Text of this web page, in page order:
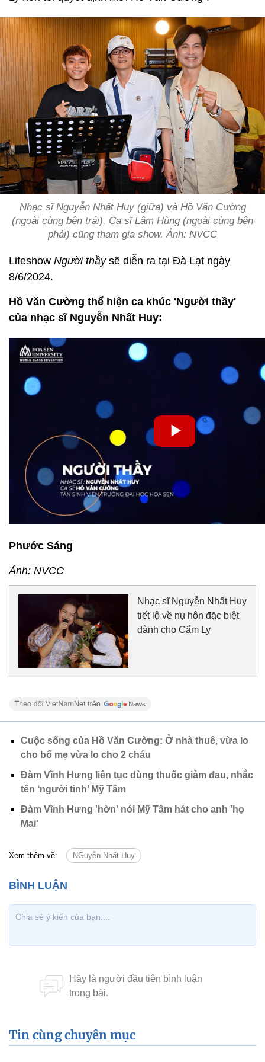
Nhạc sĩ Nguyễn Nhất Huy (giữa) và Hồ Văn Cường
(ngoài cùng bên trái). Ca sĩ Lâm Hùng (ngoài cùng bên
phải) cũng tham gia show. Ảnh: NVCC
Lifeshow Người thầysẽ diễn ra tại Đà Lạt ngày
8/6/2024.
Hồ Văn Cường thể hiện ca khúc 'Người thầy'
của nhạc sĩ Nguyễn Nhất Huy:
Phước Sáng
Ảnh: NVCC
Nhạc sĩ Nguyễn Nhất Huy
tiết lộ về nụ hôn đặc biệt
dành cho Cẩm Ly
Cuộc sống của Hồ Văn Cường: Ở nhà thuê, vừa lo
cho bố mẹ vừa lo cho 2 cháu
Đàm Vĩnh Hưng liên tục dùng thuốc giảm đau, nhắc
tên ‘người tình’ Mỹ Tâm
Đàm Vĩnh Hưng 'hờn' nói Mỹ Tâm hát cho anh 'họ
Mai'
Xem thêm về: NGuyễn Nhất Huy
Tin cùng chuyên mục